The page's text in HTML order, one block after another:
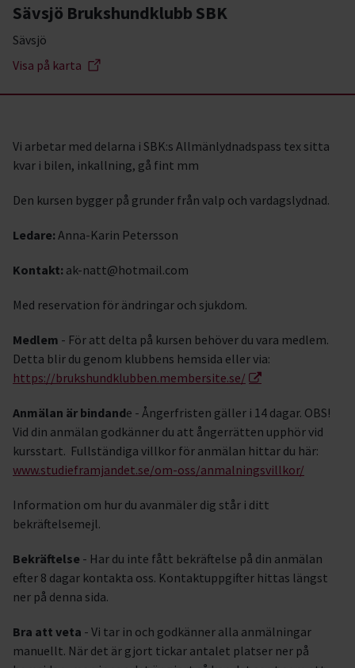
Sävsjö Brukshundklubb SBK
Sävsjö
Visa på karta
Vi arbetar med delarna i SBK:s Allmänlydnadspass tex sitta
kvar i bilen, inkallning, gå fint mm
Den kursen bygger på grunder från valp och vardagslydnad.
Ledare: Anna-Karin Petersson
Kontakt: ak-natt@hotmail.com
Med reservation för ändringar och sjukdom.
Medlem - För att delta på kursen behöver du vara medlem.
Detta blir du genom klubbens hemsida eller via:
https://brukshundklubben.membersite.se/
Anmälan är bindande - Ångerfristen gäller i 14 dagar. OBS!
Vid din anmälan godkänner du att ångerrätten upphör vid
kursstart. Fullständiga villkor för anmälan hittar du här:
www.studieframjandet.se/om-oss/anmalningsvillkor/
Information om hur du avanmäler dig står i ditt
bekräftelsemejl.
Bekräftelse - Har du inte fått bekräftelse på din anmälan
efter 8 dagar kontakta oss. Kontaktuppgifter hittas längst
ner på denna sida.
Bra att veta - Vi tar in och godkänner alla anmälningar
manuellt. När det är gjort tickar antalet platser ner på